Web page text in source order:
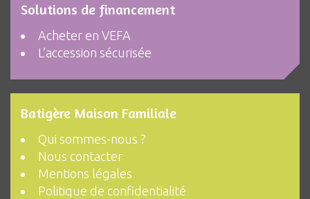
Solutions de financement
Acheter en VEFA
L’accession sécurisée
Batigère Maison Familiale
Qui sommes-nous ?
Nous contacter
Mentions légales
Politique de confidentialité